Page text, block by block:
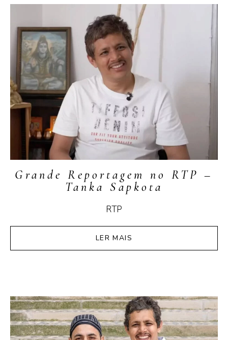
Grande Reportagem no RTP –
Tanka Sapkota
RTP
LER MAIS